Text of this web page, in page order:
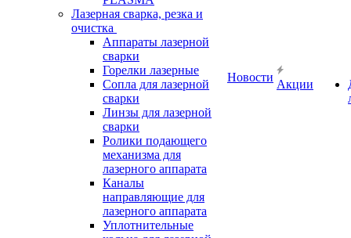
Лазерная сварка, резка и
очистка
Аппараты лазерной
сварки
Горелки лазерные
Сопла для лазерной
сварки
Линзы для лазерной
сварки
Ролики подающего
механизма для
лазерного аппарата
Каналы
направляющие для
лазерного аппарата
Уплотнительные
Новости
Акции